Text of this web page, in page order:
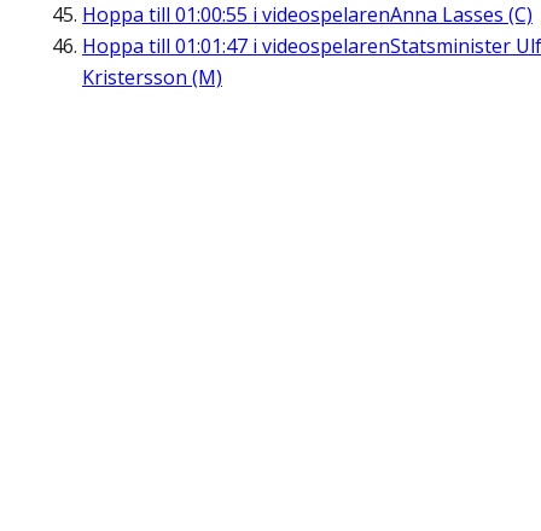
Hoppa till 01:00:55 i videospelarenAnna Lasses (C)
Hoppa till 01:01:47 i videospelarenStatsminister Ulf
Kristersson (M)